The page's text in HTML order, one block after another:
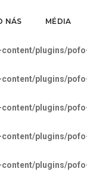
on line93
NÁS MÉDIA
plugins/
plugins/
plugins/
plugins/
plugins/